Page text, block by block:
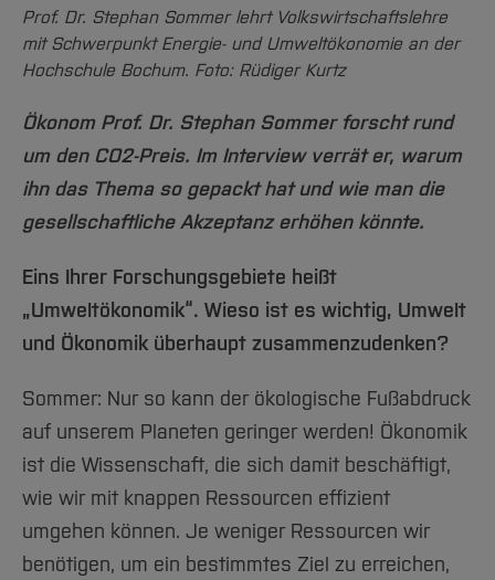
Arbeiten im FB G
Forschung und Projekte
International
Service
Studiengänge
Studieninteressierte
Aktuelles
Studium
Forschung und Entwicklung
International
Amtliche Bekanntmachungen
Notfall-Infos
BO Shop
Familiengerechte Hochschule
Gleichstellung
Vertretungen
Wahlen
Hochschulbibliothek
Hochschulkommunikation
Medienzentrum
qed-Stiftung
Zentrale Studienberatung
Prof. Dr. Stephan Sommer lehrt Volkswirtschaftslehre
mit Schwerpunkt Energie- und Umweltökonomie an der
Hochschule Bochum. Foto: Rüdiger Kurtz
Ökonom Prof. Dr. Stephan Sommer forscht rund
um den CO2-Preis. Im Interview verrät er, warum
ihn das Thema so gepackt hat und wie man die
gesellschaftliche Akzeptanz erhöhen könnte.
Eins Ihrer Forschungsgebiete heißt
„Umweltökonomik“. Wieso ist es wichtig, Umwelt
und Ökonomik überhaupt zusammenzudenken?
Sommer: Nur so kann der ökologische Fußabdruck
auf unserem Planeten geringer werden! Ökonomik
ist die Wissenschaft, die sich damit beschäftigt,
wie wir mit knappen Ressourcen effizient
umgehen können. Je weniger Ressourcen wir
benötigen, um ein bestimmtes Ziel zu erreichen,